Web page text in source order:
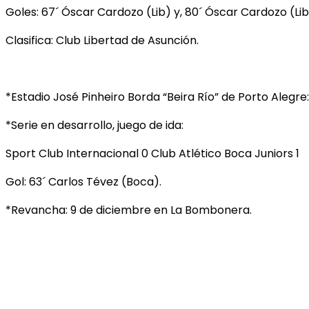
Goles: 67´ Óscar Cardozo (Lib) y, 80´ Óscar Cardozo
Clasifica: Club Libertad de Asunción.
*Estadio José Pinheiro Borda “Beira Río” de Porto Alegre:
*Serie en desarrollo, juego de ida:
Sport Club Internacional 0 Club Atlético Boca Juniors 1
Gol: 63´ Carlos Tévez (Boca).
*Revancha: 9 de diciembre en La Bombonera.